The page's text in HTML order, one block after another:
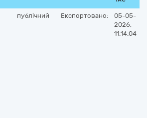
публічний Експортовано:
05-05-
2026,
11:14:04